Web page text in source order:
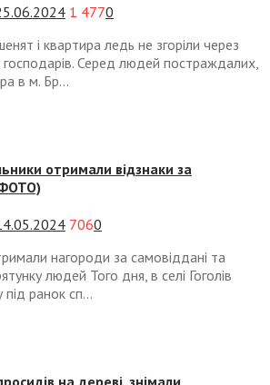
1 4770
і квартира ледь не згоріли через
господарів. Серед людей постраждалих,
в м. Бр...
отримали відзнаки за
7060
нагороди за самовіддані та
людей Того дня, в селі Гоголів
ранок сп...